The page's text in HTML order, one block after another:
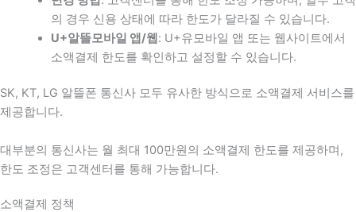
의 경우 신용 상태에 따라 한도가 달라질 수 있습니다.
U+알뜰모바일 앱/웹 : U+유모바일 앱 또는 웹사이트에서
소액결제 한도를 확인하고 설정할 수 있습니다.
SK, KT, LG 알뜰폰 통신사 모두 유사한 방식으로 소액결제 서비스를
제공합니다.
대부분의 통신사는 월 최대 100만원의 소액결제 한도를 제공하며,
한도 조정은 고객센터를 통해 가능합니다.
소액결제 정책